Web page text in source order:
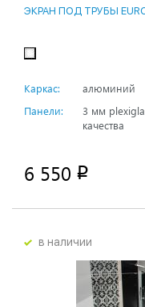
ЭКРАН ПОД ТРУБЫ
Каркас:
алюминий
Панели:
3 мм
качества
6 550 p
в наличии